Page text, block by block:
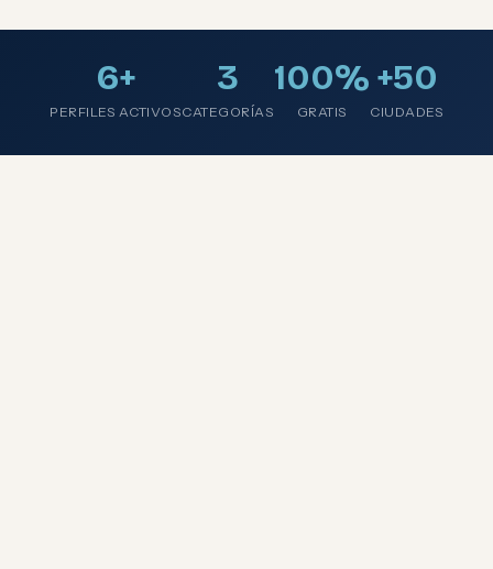
6+
PERFILES ACTIVOS
3
CATEGORÍAS
100%
GRATIS
+50
CIUDADES